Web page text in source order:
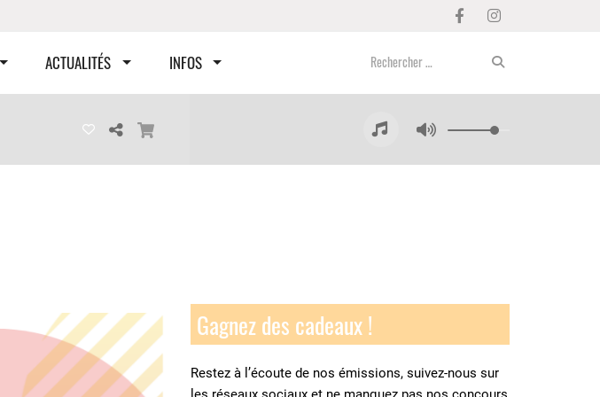
ACTUALITÉS INFOS
Gagnez des cadeaux !
Restez à l’écoute de nos émissions, suivez-nous sur